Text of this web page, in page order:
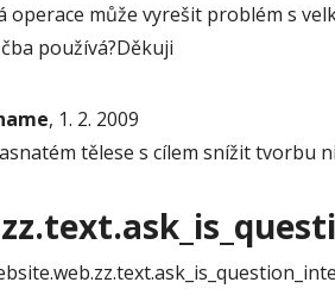
operace může vyrešit problém s
používá?Děkuji
, 1. 2. 2009
tělese s cílem snížit